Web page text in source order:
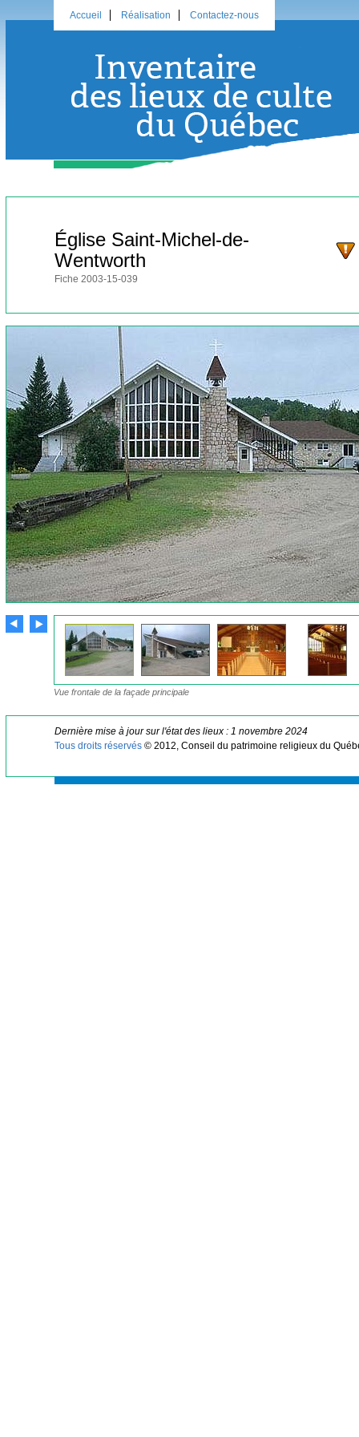
Accueil Réalisation Contactez-nous
Église Saint-Michel-de-
Wentworth
Fiche 2003-15-039
Vue frontale de la façade principale
Dernière mise à jour sur l'état des lieux : 1 novembre 2024
Tous droits réservés © 2012, Conseil du patrimoine religieux du